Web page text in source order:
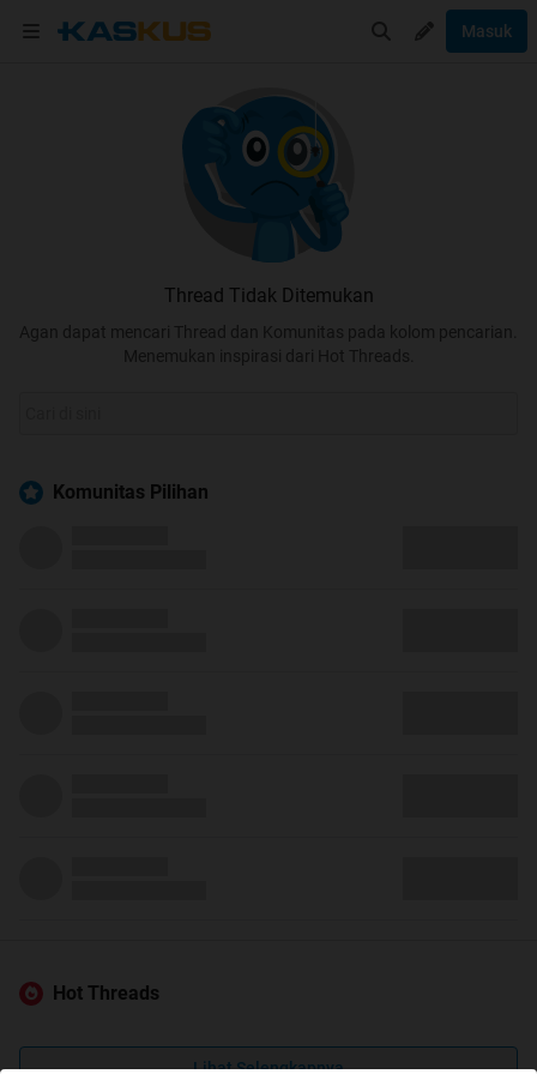
Masuk
Thread Tidak Ditemukan
Agan dapat mencari Thread dan Komunitas pada kolom pencarian.
Menemukan inspirasi dari Hot Threads.
Komunitas Pilihan
Hot Threads
Lihat Selengkapnya